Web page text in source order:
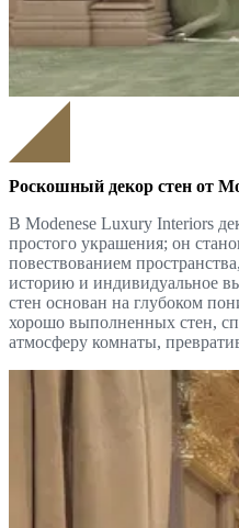
Роскошный декор стен от
В Modenese Luxury Interiors
простого украшения; он
повествованием
историю и индивидуальное
стен основан на глубоком
хорошо выполненных стен,
атмосферу комнаты,